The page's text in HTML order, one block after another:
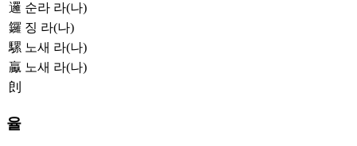
邏 순라 라(나)
鑼 징 라(나)
騾 노새 라(나)
驘 노새 라(나)
剆
율